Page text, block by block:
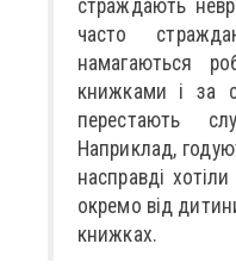
страждають
часто
намагаються
книжками і за
перестають
Наприклад,
насправді
окремо від
книжках.